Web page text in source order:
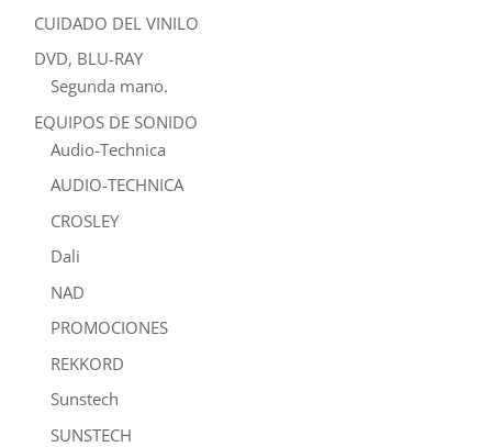
CUIDADO DEL VINILO
DVD, BLU-RAY
Segunda mano.
EQUIPOS DE SONIDO
Audio-Technica
AUDIO-TECHNICA
CROSLEY
Dali
NAD
PROMOCIONES
REKKORD
Sunstech
SUNSTECH